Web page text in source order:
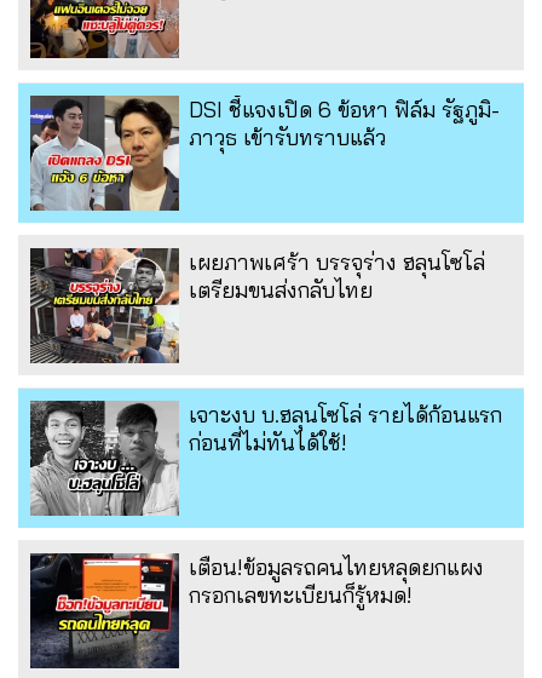
DSI ชี้แจงเปิด 6 ข้อหา ฟิล์ม รัฐภูมิ-
ภาวุธ เข้ารับทราบแล้ว
เผยภาพเศร้า บรรจุร่าง ฮลุนโซโล่
เตรียมขนส่งกลับไทย
เจาะงบ บ.ฮลุนโซโล่ รายได้ก้อนแรก
ก่อนที่ไม่ทันได้ใช้!
เตือน!ข้อมูลรถคนไทยหลุดยกแผง
กรอกเลขทะเบียนก็รู้หมด!